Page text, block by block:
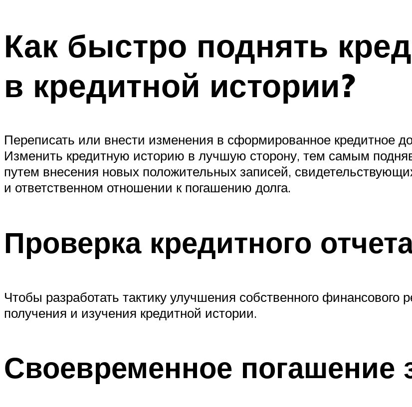
Как быстро поднять
в кредитной истории?
Переписать или внести изменения в сформированное кредитное
Изменить кредитную историю в лучшую сторону, тем самым
путем внесения новых положительных записей,
и ответственном отношении к погашению долга.
Проверка кредитного
Чтобы разработать тактику улучшения собственного финансового
получения и изучения кредитной истории.
Своевременное погашение